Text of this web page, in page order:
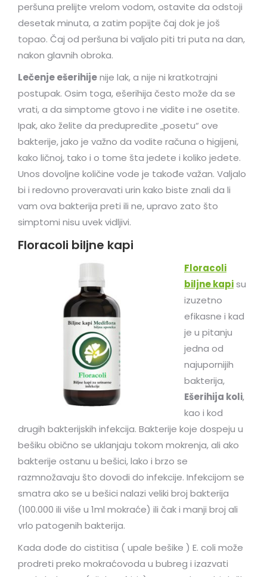
peršuna prelijte vrelom vodom, ostavite da odstoji
desetak minuta, a zatim popijte čaj dok je još
topao. Čaj od peršuna bi valjalo piti tri puta na dan,
nakon glavnih obroka.
Lečenje ešerihijenije lak, a nije ni kratkotrajni
postupak. Osim toga, ešerihija često može da se
vrati, a da simptome gtovo i ne vidite i ne osetite.
Ipak, ako želite da predupredite „posetu“ ove
bakterije, jako je važno da vodite računa o higijeni,
kako ličnoj, tako i o tome šta jedete i koliko jedete.
Unos dovoljne količine vode je takođe važan. Valjalo
bi i redovno proveravati urin kako biste znali da li
vam ova bakterija preti ili ne, upravo zato što
simptomi nisu uvek vidljivi.
Floracoli biljne kapi
Floracoli
biljne kapisu
izuzetno
efikasne i kad
je u pitanju
jedna od
najupornijih
bakterija,
Ešerihija koli,
kao i kod
drugih bakterijskih infekcija. Bakterije koje dospeju u
bešiku obično se uklanjaju tokom mokrenja, ali ako
bakterije ostanu u bešici, lako i brzo se
razmnožavaju što dovodi do infekcije. Infekcijom se
smatra ako se u bešici nalazi veliki broj bakterija
(100.000 ili više u 1ml mokraće) ili čak i manji broj ali
vrlo patogenih bakterija.
Kada dođe do cistitisa ( upale bešike ) E. coli može
prodreti preko mokraćovoda u bubreg i izazvati